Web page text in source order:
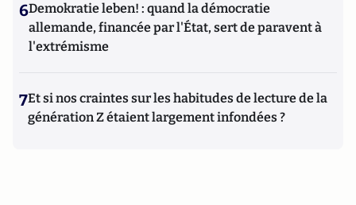
6Demokratie leben! : quand la démocratie
allemande, financée par l'État, sert de paravent à
l'extrémisme
7Et si nos craintes sur les habitudes de lecture de la
génération Z étaient largement infondées ?